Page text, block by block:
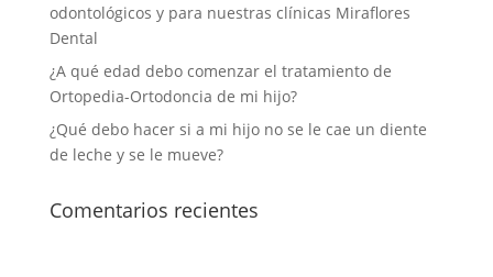
odontológicos y para nuestras clínicas Miraflores
Dental
¿A qué edad debo comenzar el tratamiento de
Ortopedia-Ortodoncia de mi hijo?
¿Qué debo hacer si a mi hijo no se le cae un diente
de leche y se le mueve?
Comentarios recientes